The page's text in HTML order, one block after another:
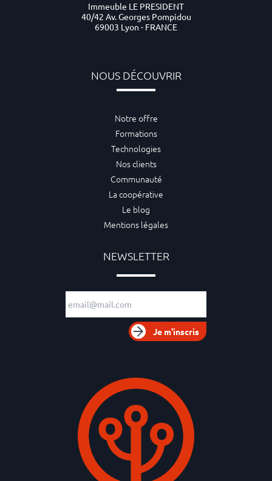
Immeuble LE PRESIDENT
40/42 Av. Georges Pompidou
69003 Lyon - FRANCE
NOUS DÉCOUVRIR
Notre offre
Formations
Technologies
Nos clients
Communauté
La coopérative
Le blog
Mentions légales
NEWSLETTER
Adresse e-mail
Je m'inscris